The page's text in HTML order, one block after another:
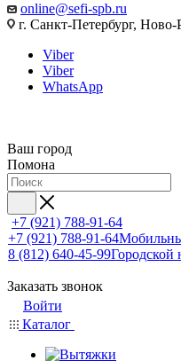
online@sefi-spb.ru
г. Санкт-Петербург,
Viber
Viber
WhatsApp
Ваш город
Помона
+7 (921) 788-91-64
+7 (921) 788-91-64
8 (812) 640-45-99Городской
Заказать звонок
Войти
Каталог